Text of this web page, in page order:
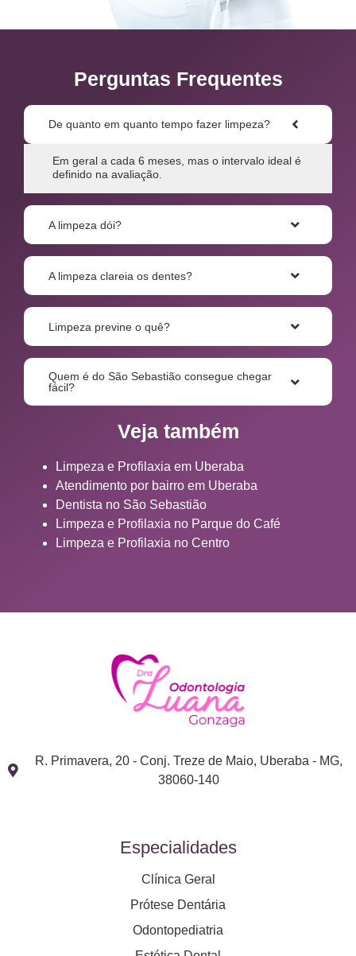
Perguntas Frequentes
De quanto em quanto tempo fazer limpeza?
Em geral a cada 6 meses, mas o intervalo ideal é
definido na avaliação.
A limpeza dói?
A limpeza clareia os dentes?
Limpeza previne o quê?
Quem é do São Sebastião consegue chegar
fácil?
Veja também
Limpeza e Profilaxia em Uberaba
Atendimento por bairro em Uberaba
Dentista no São Sebastião
Limpeza e Profilaxia no Parque do Café
Limpeza e Profilaxia no Centro
R. Primavera, 20 - Conj. Treze de Maio, Uberaba - MG,
38060-140
Especialidades
Clínica Geral
Prótese Dentária
Odontopediatria